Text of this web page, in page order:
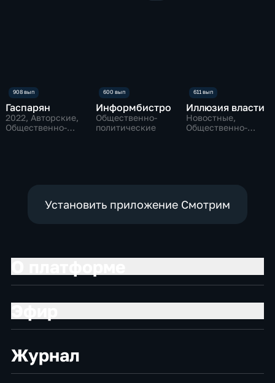
Гаспарян
2022, Авторские,
Общественно-
Информбистро
Общественно-
политические
Иллюзия власти
Новостные,
Общественно-
Установить приложение Смотрим
Журнал